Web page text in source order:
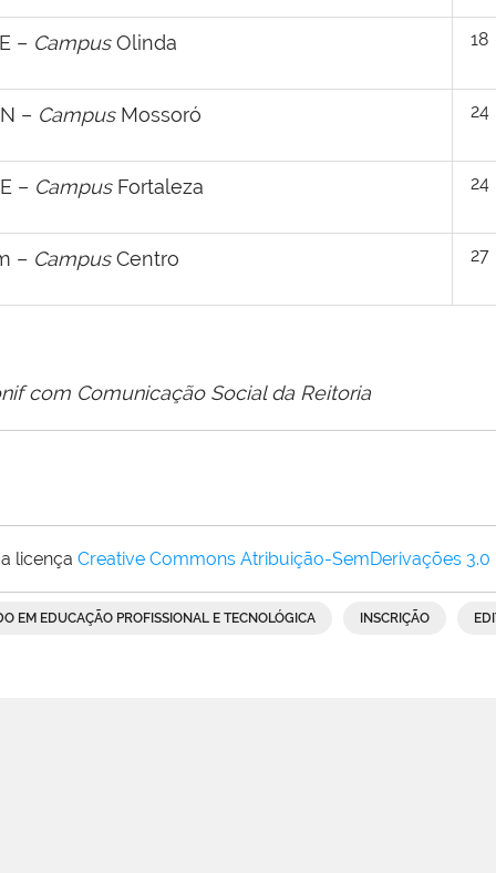
– CampusOlinda 18
– CampusMossoró 24
– Campus Fortaleza 24
– CampusCentro 27
com Comunicação Social da Reitoria
licença Creative Commons Atribuição-SemDerivações
EM EDUCAÇÃO PROFISSIONAL E TECNOLÓGICA INSCRIÇÃO